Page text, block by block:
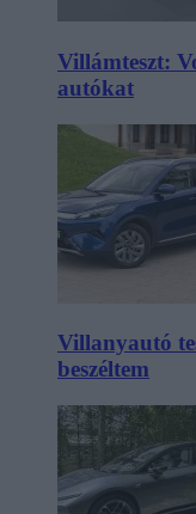
Villámteszt:
autókat
Villanyautó
beszéltem